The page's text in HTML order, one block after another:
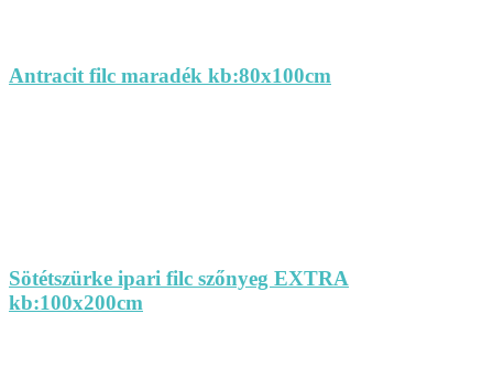
Antracit filc maradék kb:80x100cm
Sötétszürke ipari filc szőnyeg EXTRA
kb:100x200cm